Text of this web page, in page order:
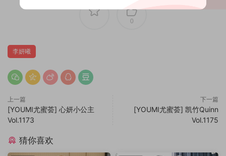
0
李妍曦
上一篇
[YOUMI尤蜜荟] 心妍小公主
Vol.1173
下一篇
[YOUMI尤蜜荟] 凯竹Quinn
Vol.1175
猜你喜欢